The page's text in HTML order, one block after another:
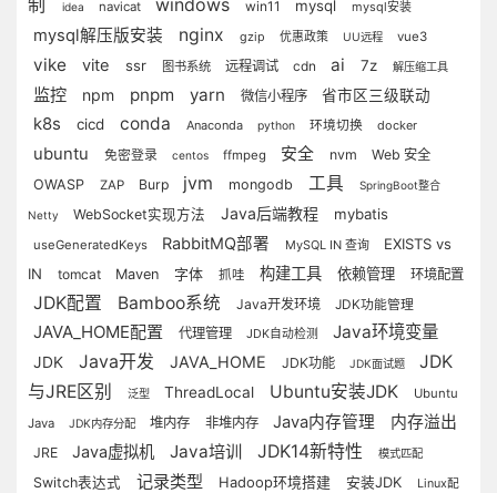
制
idea navicat windows win11 mysql mysql安装
mysql解压版安装 nginx gzip 优惠政策 UU远程 vue3
vike vite ssr 图书系统 远程调试 cdn ai 7z 解压缩工具
监控 npm pnpm yarn 微信小程序 省市区三级联动
k8s cicd conda Anaconda python 环境切换 docker
ubuntu 免密登录 centos ffmpeg 安全 nvm
Web 安全
OWASP
ZAP Burp jvm mongodb 工具 SpringBoot整合
Netty WebSocket实现方法 Java后端教程 mybatis
useGeneratedKeys RabbitMQ部署 MySQL IN 查询
EXISTS vs
IN
tomcat Maven 字体 抓哇 构建工具 依赖管理 环境配置
JDK配置 Bamboo系统 Java开发环境 JDK功能管理
JAVA_HOME配置 代理管理 JDK自动检测 Java环境变量
JDK Java开发 JAVA_HOME JDK功能 JDK面试题
JDK
与JRE区别
泛型 ThreadLocal Ubuntu安装JDK
Ubuntu
Java
JDK内存分配 堆内存 非堆内存 Java内存管理 内存溢出
JRE Java虚拟机 Java培训 JDK14新特性 模式匹配
Switch表达式 记录类型 Hadoop环境搭建 安装JDK Linux配